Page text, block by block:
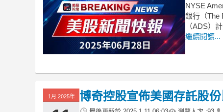
NYSE
銀行（The
（ADS）
繼續閱讀...
1月 2025年 博奇控股宣佈美國存託股